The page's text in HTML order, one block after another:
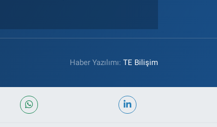
Haber Yazılımı:TE Bilişim